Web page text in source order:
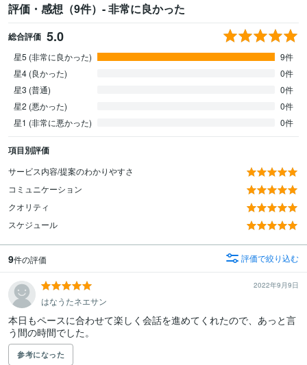
評価・感想（9件）- 非常に良かった
総合評価 5.0
星5 (非常に良かった)
9件
星4 (良かった)
0件
星3 (普通)
0件
星2 (悪かった)
0件
星1 (非常に悪かった)
0件
項目別評価
サービス内容/提案のわかりやすさ
コミュニケーション
クオリティ
スケジュール
9件の評価 評価で絞り込む
2022年9月9日
はなうたネエサン
本日もペースに合わせて楽しく会話を進めてくれたので、あっと言
う間の時間でした。
参考になった